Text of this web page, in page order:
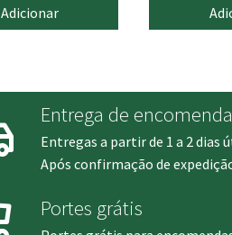
Adicionar
Entrega de
Entregas a partir de 1 a 2 dias
Após confirmação de
Portes grátis